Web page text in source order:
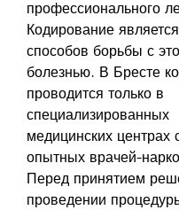
профессионального
Кодирование
способов борьбы с
болезнью. В Бресте
проводится только в
специализированных
медицинских
опытных врачей-
Перед принятием
проведении